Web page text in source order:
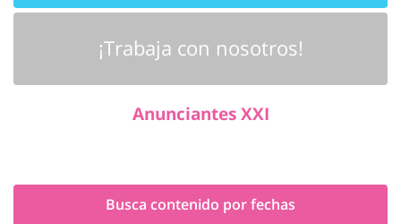
¡Trabaja con nosotros!
Anunciantes XXI
Busca contenido por fechas